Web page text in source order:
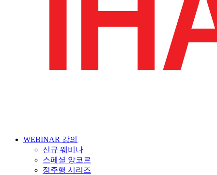
WEBINAR 강의
신규 웨비나
스페셜 앙코르
정주행 시리즈